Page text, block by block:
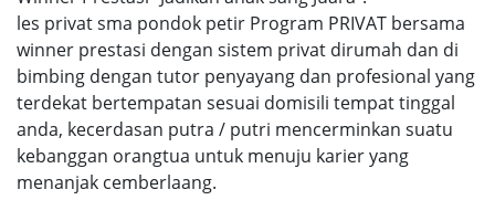
les privat sma pondok petir Program PRIVAT bersama
winner prestasi dengan sistem privat dirumah dan di
bimbing dengan tutor penyayang dan profesional yang
terdekat bertempatan sesuai domisili tempat tinggal
anda, kecerdasan putra / putri mencerminkan suatu
kebanggan orangtua untuk menuju karier yang
menanjak cemberlaang.